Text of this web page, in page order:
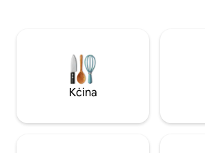
jekk għal vjaġġ tax-xogħol, żjara fit-tul
jew vaganza rilassanti fil-Maldivi, dan il-
post f'post mill-aqwa joffri kumdità u
konvenjenza. It-tieni dar tiegħek ħdejn il-
Kċina